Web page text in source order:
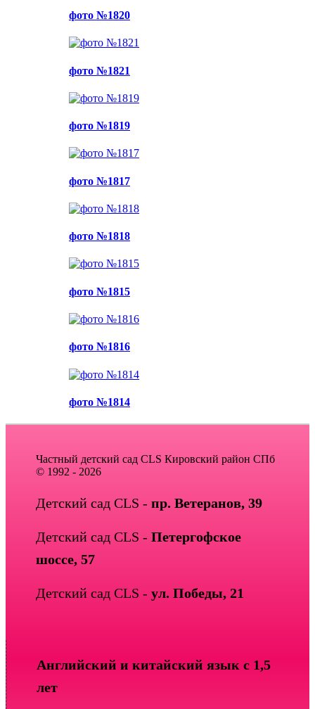
фото №1820
фото №1821
фото №1819
фото №1817
фото №1818
фото №1815
фото №1816
фото №1814
Частный детский сад CLS Кировский район СПб
© 1992 - 2026
Детский сад CLS -пр. Ветеранов, 39
Детский сад CLS -Петергофское
шоссе, 57
Детский сад CLS -ул. Победы, 21
Английский и китайский язык с 1,5
лет